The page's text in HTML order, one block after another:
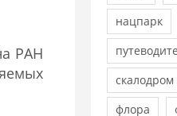
РАН
нацпарк
скалодром
флора